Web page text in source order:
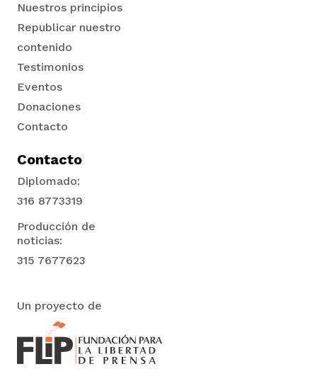
Nuestros principios
Republicar nuestro
contenido
Testimonios
Eventos
Donaciones
Contacto
Contacto
Diplomado:
316 8773319
Producción de
noticias:
315 7677623
Un proyecto de